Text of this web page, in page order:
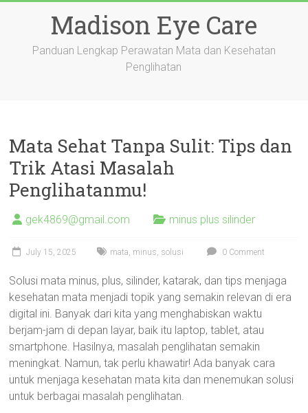
Madison Eye Care
Panduan Lengkap Perawatan Mata dan Kesehatan
Penglihatan
Mata Sehat Tanpa Sulit: Tips dan
Trik Atasi Masalah
Penglihatanmu!
gek4869@gmail.com minus plus silinder
July 15, 2025 mata, minus, solusi 0 Comment
Solusi mata minus, plus, silinder, katarak, dan tips menjaga
kesehatan mata menjadi topik yang semakin relevan di era
digital ini. Banyak dari kita yang menghabiskan waktu
berjam-jam di depan layar, baik itu laptop, tablet, atau
smartphone. Hasilnya, masalah penglihatan semakin
meningkat. Namun, tak perlu khawatir! Ada banyak cara
untuk menjaga kesehatan mata kita dan menemukan solusi
untuk berbagai masalah penglihatan.